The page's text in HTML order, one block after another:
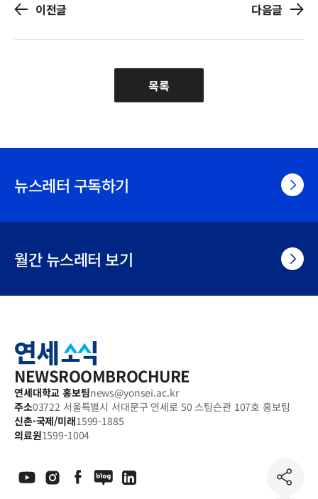
이전글 다음글
목록
뉴스레터 구독하기
월간 뉴스레터 보기
연
세
소
식
NEWSROOMBROCHURE
연세대학교 홍보팀news@yonsei.ac.kr
주소03722 서울특별시 서대문구 연세로 50 스팀슨관 107호 홍보팀
신촌·국제/미래1599-1885
의료원1599-1004